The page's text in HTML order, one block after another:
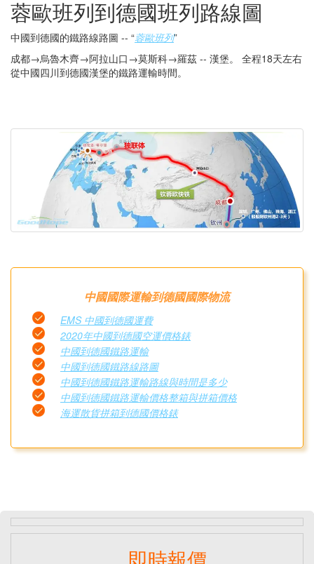
蓉歐班列到德國班列路線圖
中國到德國的鐵路線路圖 -- “蓉歐班列”
成都→烏魯木齊→阿拉山口→莫斯科→羅茲 -- 漢堡。 全程18天左右
從中國四川到德國漢堡的鐵路運輸時間。
中國國際運輸到德國國際物流
EMS 中國到德國運費
2020年中國到德國空運價格錶
中國到德國鐵路運輸
中國到德國鐵路線路圖
中國到德國鐵路運輸路線與時間是多少
中國到德國鐵路運輸價格整箱與拼箱價格
海運散貨拼箱到德國價格錶